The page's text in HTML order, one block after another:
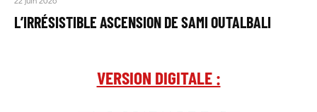
L’IRRÉSISTIBLE ASCENSION DE SAMI OUTALBALI
VERSION DIGITALE :